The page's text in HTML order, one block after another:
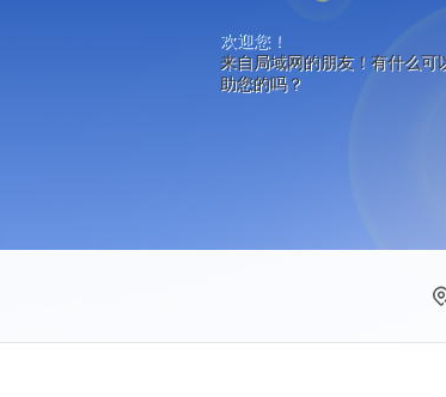
欢迎您！
来自局域网的朋友！有什么可
助您的吗？